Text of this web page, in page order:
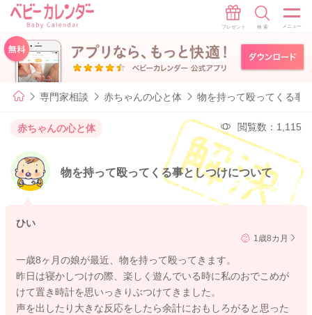
専門家相談 赤ちゃんの心と体 物を持って殴ってくる事
赤ちゃんの心と体 閲覧数：1,115
物を持って殴ってくる事としつけについて
ひい
1歳8カ月
一歳8ヶ月の娘が最近、物を持って殴ってきます。
昨日は寝かしつけの際、楽しく遊んでいる時に私のおでこめが
けて置き時計を思いっきりぶつけてきました。
声を出したり大きな反応をしたら余計におもしろがると思った